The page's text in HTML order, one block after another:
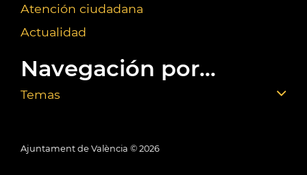
Atención ciudadana
Actualidad
Navegación por...
Temas
Ajuntament de València © 2026